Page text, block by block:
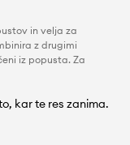
in velja za
z drugimi
iz popusta. Za
kar te res zanima.